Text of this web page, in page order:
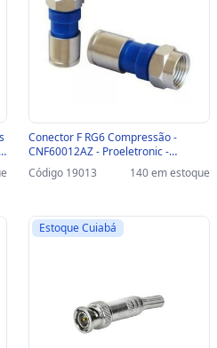
Conector F RG6 Compressão -
CNF60012AZ - Proeletronic -
Vendido Unitário - CNF60012AZ
Código 19013 140 em estoque
Estoque Cuiabá